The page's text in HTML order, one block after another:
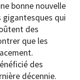
bonne nouvelle
gigantesques qui
des
que les
des
décennie.